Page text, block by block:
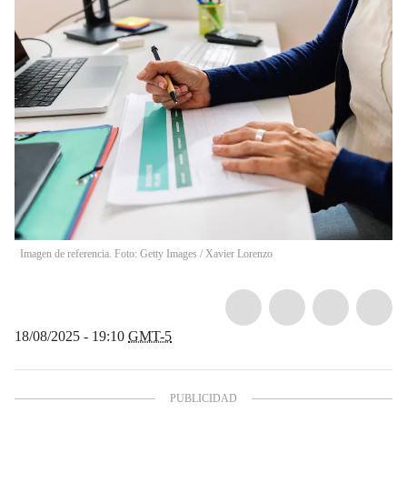
Imagen de referencia. Foto: Getty Images / Xavier Lorenzo
18/08/2025 - 19:10 GMT-5